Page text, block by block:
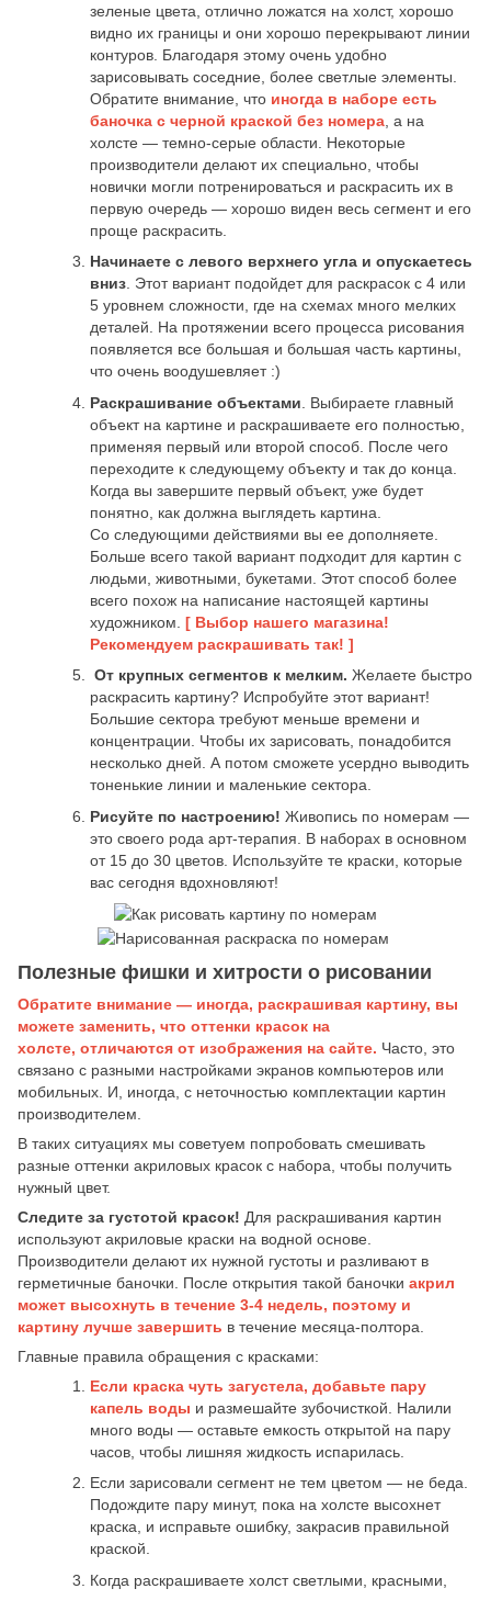
зеленые цвета, отлично ложатся на холст, хорошо
видно их границы и они хорошо перекрывают линии
контуров. Благодаря этому очень удобно
зарисовывать соседние, более светлые элементы.
Обратите внимание, что иногда в наборе есть
баночка с черной краской без номера , а на
холсте — темно-серые области. Некоторые
производители делают их специально, чтобы
новички могли потренироваться и раскрасить их в
первую очередь — хорошо виден весь сегмент и его
проще раскрасить.
Начинаете с левого верхнего угла и опускаетесь
вниз. Этот вариант подойдет для раскрасок с 4 или
5 уровнем сложности, где на схемах много мелких
деталей. На протяжении всего процесса рисования
появляется все большая и большая часть картины,
что очень воодушевляет :)
Раскрашивание объектами . Выбираете главный
объект на картине и раскрашиваете его полностью,
применяя первый или второй способ. После чего
переходите к следующему объекту и так до конца.
Когда вы завершите первый объект, уже будет
понятно, как должна выглядеть картина.
Со следующими действиями вы ее дополняете.
Больше всего такой вариант подходит для картин с
людьми, животными, букетами. Этот способ более
всего похож на написание настоящей картины
художником. [ Выбор нашего магазина!
Рекомендуем раскрашивать так! ]
От крупных сегментов к мелким. Желаете быстро
раскрасить картину? Испробуйте этот вариант!
Большие сектора требуют меньше времени и
концентрации. Чтобы их зарисовать, понадобится
несколько дней. А потом сможете усердно выводить
тоненькие линии и маленькие сектора.
Рисуйте по настроению! Живопись по номерам —
это своего рода арт-терапия. В наборах в основном
от 15 до 30 цветов. Используйте те краски, которые
вас сегодня вдохновляют!
Полезные фишки и хитрости о рисовании
Обратите внимание — иногда, раскрашивая картину, вы
можете заменить, что оттенки красок на
холсте, отличаются от изображения на сайте. Часто, это
связано с разными настройками экранов компьютеров или
мобильных. И, иногда, с неточностью комплектации картин
производителем.
В таких ситуациях мы советуем попробовать смешивать
разные оттенки акриловых красок с набора, чтобы получить
нужный цвет.
Следите за густотой красок! Для раскрашивания картин
используют акриловые краски на водной основе.
Производители делают их нужной густоты и разливают в
герметичные баночки. После открытия такой баночки акрил
может высохнуть в течение 3-4 недель, поэтому и
картину лучше завершить в течение месяца-полтора.
Главные правила обращения с красками:
Если краска чуть загустела, добавьте пару
капель воды и размешайте зубочисткой. Налили
много воды — оставьте емкость открытой на пару
часов, чтобы лишняя жидкость испарилась.
Если зарисовали сегмент не тем цветом — не беда.
Подождите пару минут, пока на холсте высохнет
краска, и исправьте ошибку, закрасив правильной
краской.
Когда раскрашиваете холст светлыми, красными,